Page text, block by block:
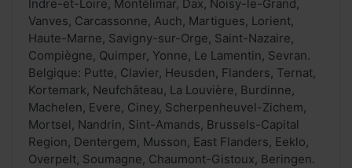
Indre-et-Loire, Montélimar, Dax, Noisy-le-Grand,
Vanves, Carcassonne, Auch, Martigues, Lorient,
Haute-Marne, Savigny-sur-Orge, Saint-Nazaire,
Compiègne, Quimper, Yonne, Le Lamentin, Sevran.
Belgique: Putte, Clavier, Heusden, Flanders, Ternat,
Kortemark, Neufchâteau, La Louvière, Burdinne,
Machelen, Evere, Ciney, Scherpenheuvel-Zichem,
Mortsel, Nandrin, Sint-Amands, Brussels-Capital
Region, Dentergem, Musson, East Flanders, Eeklo,
Overpelt, Soumagne, Chaumont-Gistoux, Beringen.